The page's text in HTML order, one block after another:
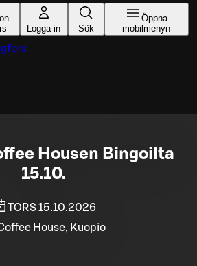
Logga in Sök
Öppna
mobilmenyn
Housen Bingoilta
15.10.
TORS 15.10.2026
House, Kuopio